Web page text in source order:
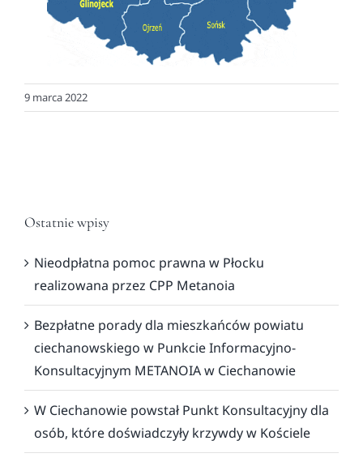
9 marca 2022
Ostatnie wpisy
Nieodpłatna pomoc prawna w Płocku
realizowana przez CPP Metanoia
Bezpłatne porady dla mieszkańców powiatu
ciechanowskiego w Punkcie Informacyjno-
Konsultacyjnym METANOIA w Ciechanowie
W Ciechanowie powstał Punkt Konsultacyjny dla
osób, które doświadczyły krzywdy w Kościele